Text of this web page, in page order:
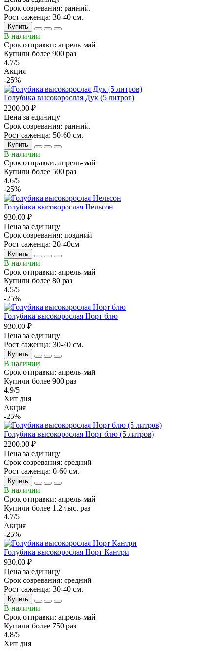
Срок созревания: ранний.
Рост саженца: 30-40 см.
Купить
В наличии
Срок отправки: апрель-май
Купили более 900 раз
4.7/5
Акция
-25%
Голубика высокорослая Дук (5 литров)
2200.00 ₽
Цена за единицу
Срок созревания: ранний.
Рост саженца: 50-60 см.
Купить
В наличии
Срок отправки: апрель-май
Купили более 500 раз
4.6/5
-25%
Голубика высокорослая Нельсон
930.00 ₽
Цена за единицу
Срок созревания: поздний
Рост саженца: 20-40см
Купить
В наличии
Срок отправки: апрель-май
Купили более 80 раз
4.5/5
-25%
Голубика высокорослая Норт блю
930.00 ₽
Цена за единицу
Рост саженца: 30-40 см.
Купить
В наличии
Срок отправки: апрель-май
Купили более 900 раз
4.9/5
Хит дня
Акция
-25%
Голубика высокорослая Норт блю (5 литров)
2200.00 ₽
Цена за единицу
Срок созревания: средний
Рост саженца: 0-60 см.
Купить
В наличии
Срок отправки: апрель-май
Купили более 1.2 тыс. раз
4.7/5
Акция
-25%
Голубика высокорослая Норт Кантри
930.00 ₽
Цена за единицу
Срок созревания: средний
Рост саженца: 30-40 см.
Купить
В наличии
Срок отправки: апрель-май
Купили более 750 раз
4.8/5
Хит дня